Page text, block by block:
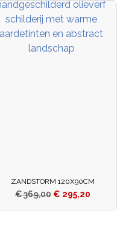
ZANDSTORM 120X90CM
€369,00 € 295,20